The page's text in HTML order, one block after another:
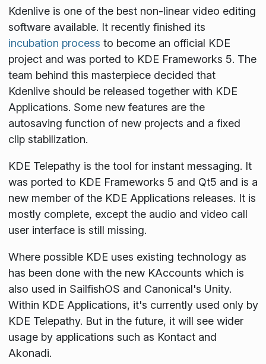
Kdenlive is one of the best non-linear video editing
software available. It recently finished its
incubation process to become an official KDE
project and was ported to KDE Frameworks 5. The
team behind this masterpiece decided that
Kdenlive should be released together with KDE
Applications. Some new features are the
autosaving function of new projects and a fixed
clip stabilization.
KDE Telepathy is the tool for instant messaging. It
was ported to KDE Frameworks 5 and Qt5 and is a
new member of the KDE Applications releases. It is
mostly complete, except the audio and video call
user interface is still missing.
Where possible KDE uses existing technology as
has been done with the new KAccounts which is
also used in SailfishOS and Canonical's Unity.
Within KDE Applications, it's currently used only by
KDE Telepathy. But in the future, it will see wider
usage by applications such as Kontact and
Akonadi.